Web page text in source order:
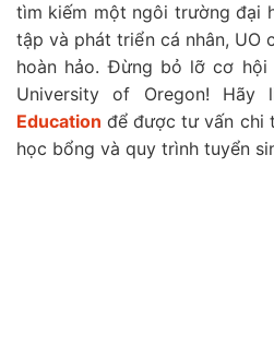
tìm kiếm một ngôi trường đại
tập và phát triển cá nhân, UO
hoàn hảo. Đừng bỏ lỡ cơ hội
University of Oregon!
Education để được tư vấn chi
học bổng và quy trình tuyển